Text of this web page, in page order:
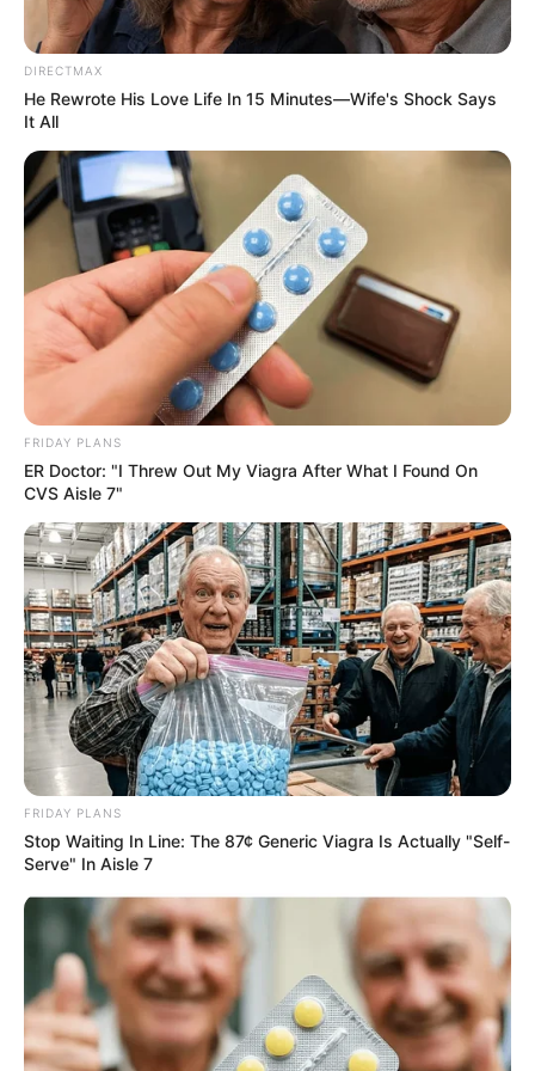
These '90s Couples Will Always Hold A Special
Place In Our Hearts
BRAINBERRIES
She Spends Millions To Transform Herself Into A
Barbie Doll!
BRAINBERRIES
Magnetic Floating Bed: All That Luxury For Mere
$1.6 Mil?
BRAINBERRIES
DIRECTMAX
He Rewrote His Love Life In 15 Minutes—Wife's Shock Says
It All
FRIDAY PLANS
ER Doctor: "I Threw Out My Viagra After What I Found On
CVS Aisle 7"
FRIDAY PLANS
Stop Waiting In Line: The 87¢ Generic Viagra Is Actually "Self-
Serve" In Aisle 7